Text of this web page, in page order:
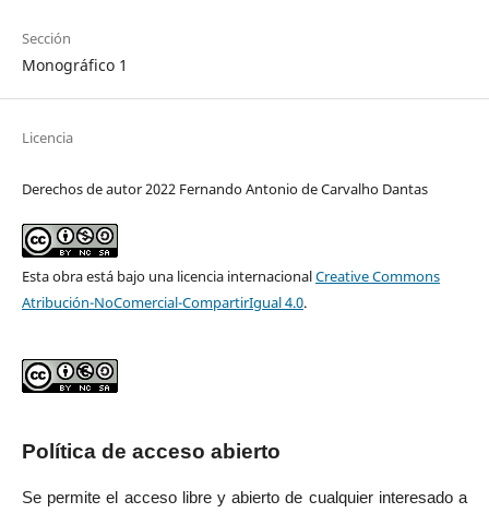
Sección
Monográfico 1
Licencia
Derechos de autor 2022 Fernando Antonio de Carvalho Dantas
Esta obra está bajo una licencia internacionalCreative Commons
Atribución-NoComercial-CompartirIgual 4.0.
Política de acceso abierto
Se permite el acceso libre y abierto de cualquier interesado a